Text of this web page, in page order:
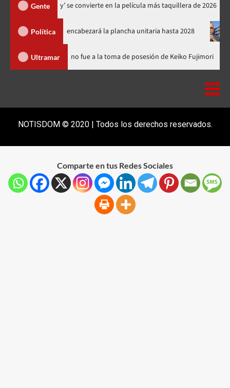
Gente
‘Spider-Man: Brand New Day’ se convierte en la película más
Política
PRM y encabezará la plancha unitaria hasta 2028 Carlos
Ultramar Luis Abinader no fue a la toma de posesión de Keiko
NOTISDOM © 2020 | Todos los derechos reservados.
Comparte en tus Redes Sociales